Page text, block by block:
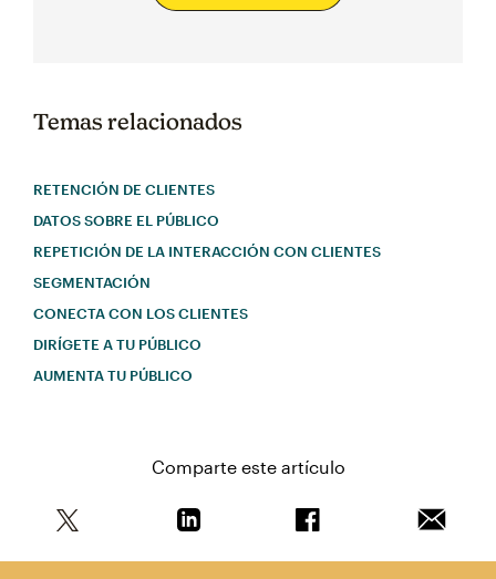
Temas relacionados
RETENCIÓN DE CLIENTES
DATOS SOBRE EL PÚBLICO
REPETICIÓN DE LA INTERACCIÓN CON CLIENTES
SEGMENTACIÓN
CONECTA CON LOS CLIENTES
DIRÍGETE A TU PÚBLICO
AUMENTA TU PÚBLICO
Comparte este artículo